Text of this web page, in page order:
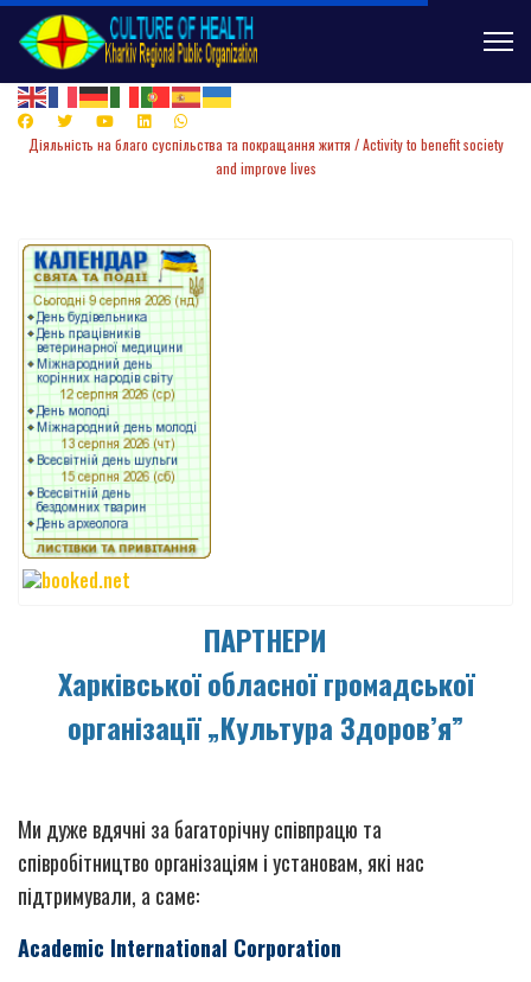
Діяльність на благо суспільства та покращання життя /Activity to benefit society
and improve lives
ПАРТНЕРИ
Харківської обласної громадської
організації „Культура Здоров’я”
Ми дуже вдячні за багаторічну співпрацю та
співробітництво організаціям і установам, які нас
підтримували, а саме:
Academic International Corporation